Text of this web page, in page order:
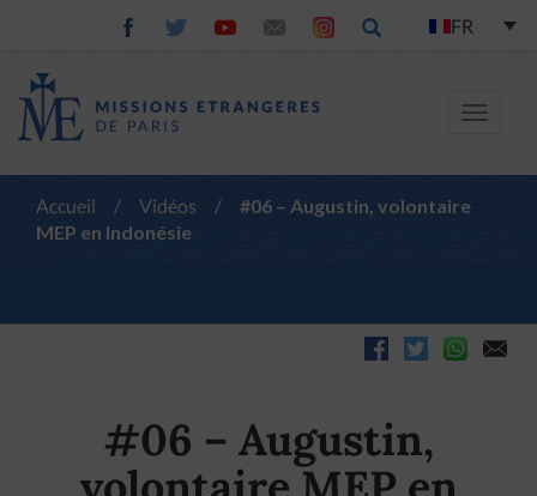
FR
Toggle
Accueil / Vidéos /
#06 – Augustin, volontaire
MEP en Indonésie
#06 – Augustin,